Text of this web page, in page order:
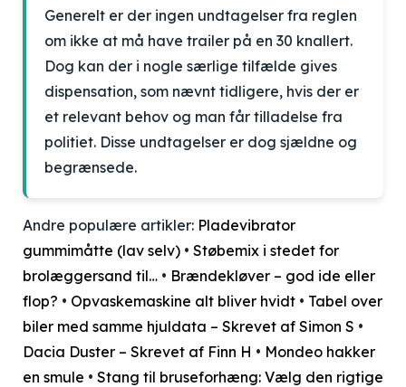
Generelt er der ingen undtagelser fra reglen
om ikke at må have trailer på en 30 knallert.
Dog kan der i nogle særlige tilfælde gives
dispensation, som nævnt tidligere, hvis der er
et relevant behov og man får tilladelse fra
politiet. Disse undtagelser er dog sjældne og
begrænsede.
Andre populære artikler: Pladevibrator
gummimåtte (lav selv) • Støbemix i stedet for
brolæggersand til… • Brændekløver – god ide eller
flop? • Opvaskemaskine alt bliver hvidt • Tabel over
biler med samme hjuldata – Skrevet af Simon S •
Dacia Duster – Skrevet af Finn H • Mondeo hakker
en smule • Stang til bruseforhæng: Vælg den rigtige